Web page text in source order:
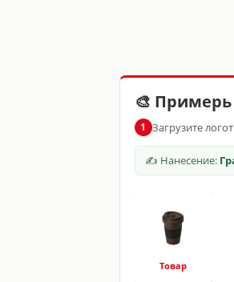
🎨 Примерь
1 Загрузите
✍ Нанесение:
Товар